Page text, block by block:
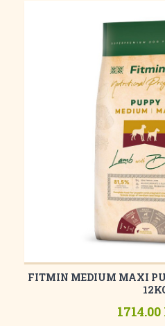
FITMIN MEDIUM MAXI